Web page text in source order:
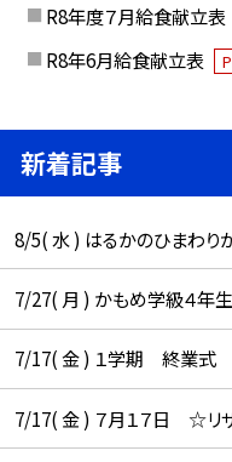
R8年度７月給食献立表
R8年6月給食献立表
新着記事
8/5( 水 ) はるかのひまわり
7/27( 月 ) かもめ学級４
7/17( 金 ) １学期 終業式
7/17( 金 ) ７月１７日 ☆リ